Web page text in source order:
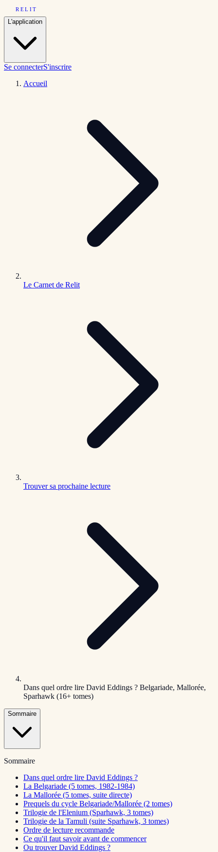
RELIT
L'application
Se connecterS'inscrire
Accueil
Le Carnet de Relit
Trouver sa prochaine lecture
Dans quel ordre lire David Eddings ? Belgariade, Mallorée,
Sparhawk (16+ tomes)
Sommaire
Sommaire
Dans quel ordre lire David Eddings ?
La Belgariade (5 tomes, 1982-1984)
La Mallorée (5 tomes, suite directe)
Prequels du cycle Belgariade/Mallorée (2 tomes)
Trilogie de l'Elenium (Sparhawk, 3 tomes)
Trilogie de la Tamuli (suite Sparhawk, 3 tomes)
Ordre de lecture recommande
Ce qu'il faut savoir avant de commencer
Ou trouver David Eddings ?